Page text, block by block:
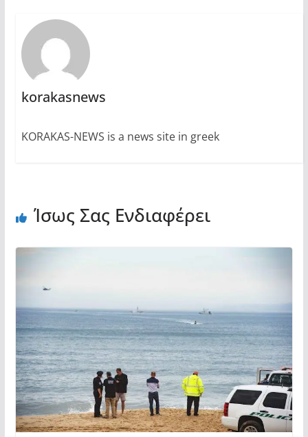
korakasnews
KORAKAS-NEWS is a news site in greek
Ίσως Σας Ενδιαφέρει